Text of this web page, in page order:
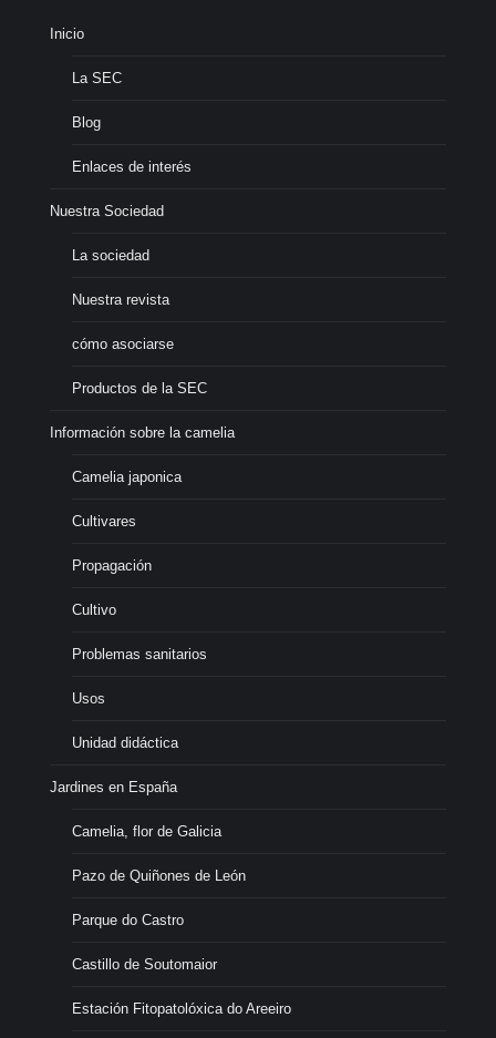
Inicio
La SEC
Blog
Enlaces de interés
Nuestra Sociedad
La sociedad
Nuestra revista
cómo asociarse
Productos de la SEC
Información sobre la camelia
Camelia japonica
Cultivares
Propagación
Cultivo
Problemas sanitarios
Usos
Unidad didáctica
Jardines en España
Camelia, flor de Galicia
Pazo de Quiñones de León
Parque do Castro
Castillo de Soutomaior
Estación Fitopatolóxica do Areeiro